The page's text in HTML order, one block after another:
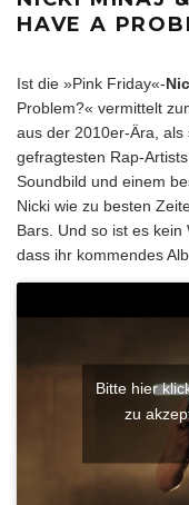
HAVE A
Ist die »Pink Friday«-
Problem?« vermittelt
aus der 2010er-Ära,
gefragtesten Rap-
Soundbild und einem
Nicki wie zu besten
Bars. Und so ist es kein
dass ihr kommendes
Bitte hier
zu